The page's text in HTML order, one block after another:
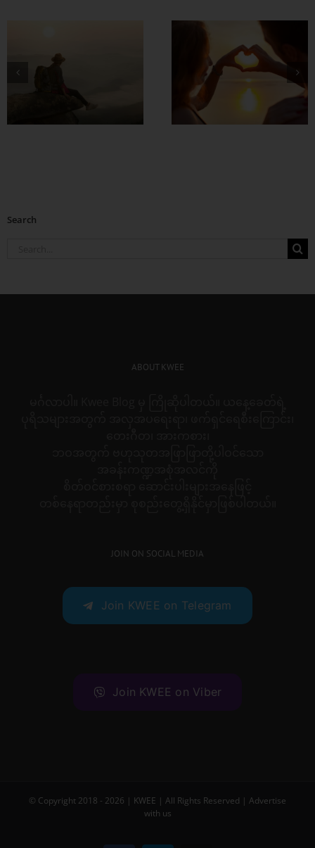
အချစ်တွေ ပိုတိုးလာ
Search
ABOUT KWEE
JOIN ON SOCIAL MEDIA
Join KWEE on Telegram
Join KWEE on Viber
© Copyright 2018 - 2026 | KWEE | All Rights Reserved | Advertise
with us